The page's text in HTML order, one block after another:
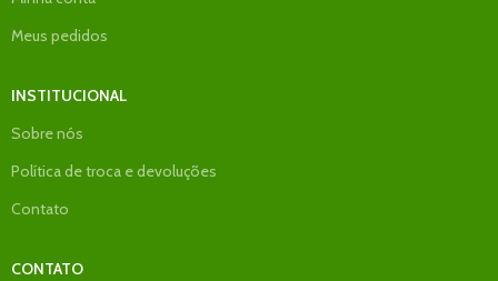
contato com umidade do piso e com
-Forração de área de piso escorregadio :
área de máquinas operatrizes com óleo
ou água, pisos industriais, metalúrgicas,
indústrias químicas, farmacêuticas,
Meus pedidos
INSTITUCIONAL
Sobre nós
Política de troca e devoluções
Contato
CONTATO